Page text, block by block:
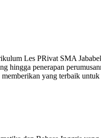
Les PRivat SMA
hingga penerapan
yang terbaik